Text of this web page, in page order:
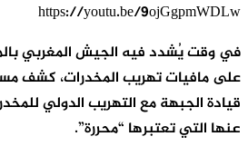
https://youtu.be/9ojGgpmWDLw
في وقت يُشدد فيه الجيش المغربي
على مافيات تهريب المخدرات، كشف
قيادة الجبهة مع التهريب الدولي
عنها التي تعتبرها “محررة”.